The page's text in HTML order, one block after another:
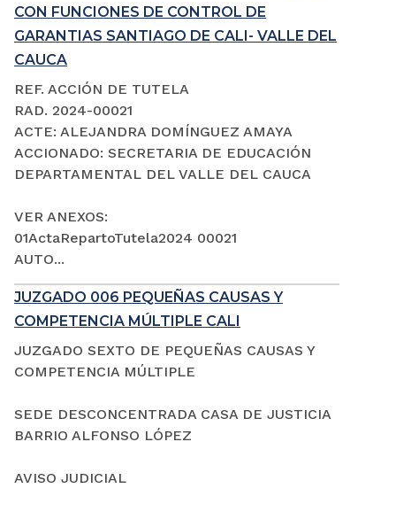
CON FUNCIONES DE CONTROL DE
GARANTIAS SANTIAGO DE CALI- VALLE DEL
CAUCA
REF. ACCIÓN DE TUTELA
RAD. 2024-00021
ACTE: ALEJANDRA DOMÍNGUEZ AMAYA
ACCIONADO: SECRETARIA DE EDUCACIÓN
DEPARTAMENTAL DEL VALLE DEL CAUCA
VER ANEXOS:
01ActaRepartoTutela2024 00021
AUTO...
JUZGADO 006 PEQUEÑAS CAUSAS Y
COMPETENCIA MÚLTIPLE CALI
JUZGADO SEXTO DE PEQUEÑAS CAUSAS Y
COMPETENCIA MÚLTIPLE
SEDE DESCONCENTRADA CASA DE JUSTICIA
BARRIO ALFONSO LÓPEZ
AVISO JUDICIAL